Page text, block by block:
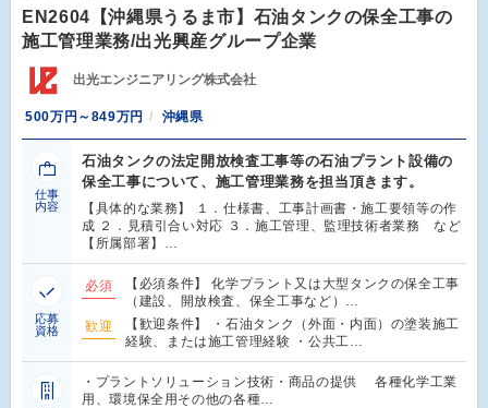
EN2604【沖縄県うるま市】石油タンクの保全工事の
施工管理業務/出光興産グループ企業
出光エンジニアリング株式会社
500万円～849万円 沖縄県
仕事
内容
石油タンクの法定開放検査工事等の石油プラント設備の
保全工事について、施工管理業務を担当頂きます。
【具体的な業務】 １．仕様書、工事計画書・施工要領等の作
成 ２．見積引合い対応 ３．施工管理、監理技術者業務 など
【所属部署】…
応募
資格
必須
【必須条件】 化学プラント又は大型タンクの保全工事
（建設、開放検査、保全工事など）…
歓迎
【歓迎条件】 ・石油タンク（外面・内面）の塗装施工
経験、または施工管理経験 ・公共工…
・プラントソリューション技術・商品の提供 各種化学工業
用、環境保全用その他の各種…